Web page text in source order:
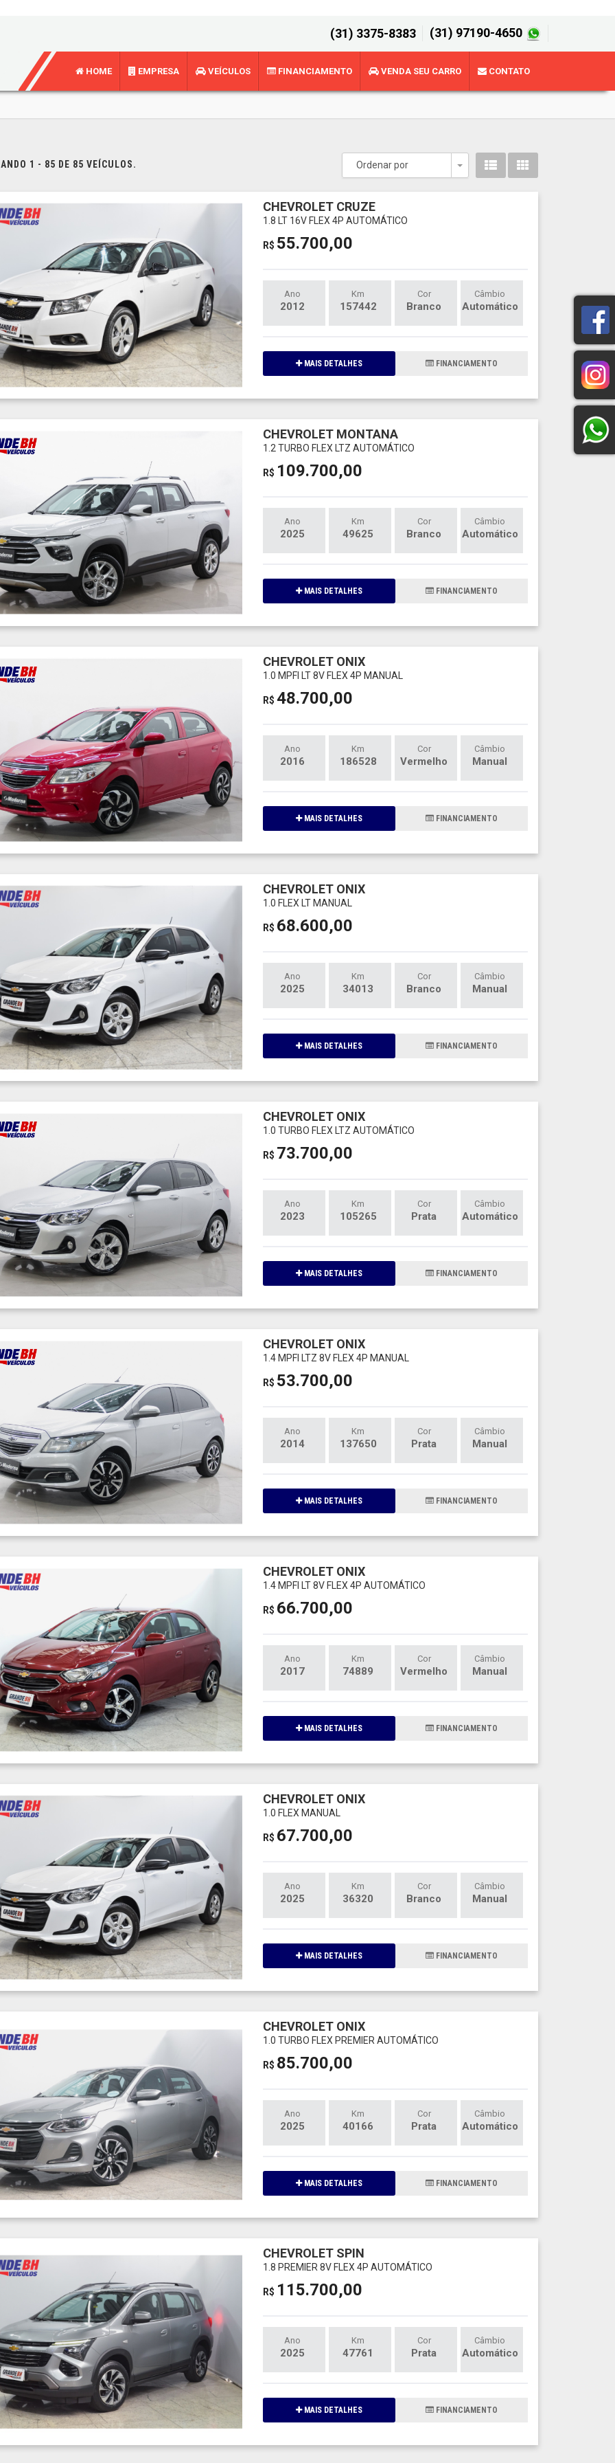
(31) 3375-8383 (31) 97190-4650
HOME EMPRESA VEÍCULOS FINANCIAMENTO VENDA SEU CARRO CONTATO
1 - 85 DE 85 VEÍCULOS. Ordenar por
Toggle Dropdown
CHEVROLET CRUZE
1.8 LT 16V FLEX 4P AUTOMÁTICO
R$ 55.700,00
Ano
2012
Km
157442
Cor
Branco
Câmbio
Automático
MAIS DETALHES FINANCIAMENTO
CHEVROLET MONTANA
1.2 TURBO FLEX LTZ AUTOMÁTICO
R$ 109.700,00
Ano
2025
Km
49625
Cor
Branco
Câmbio
Automático
MAIS DETALHES FINANCIAMENTO
CHEVROLET ONIX
1.0 MPFI LT 8V FLEX 4P MANUAL
R$ 48.700,00
Ano
2016
Km
186528
Cor
Vermelho
Câmbio
Manual
MAIS DETALHES FINANCIAMENTO
CHEVROLET ONIX
1.0 FLEX LT MANUAL
R$ 68.600,00
Ano
2025
Km
34013
Cor
Branco
Câmbio
Manual
MAIS DETALHES FINANCIAMENTO
CHEVROLET ONIX
1.0 TURBO FLEX LTZ AUTOMÁTICO
R$ 73.700,00
Ano
2023
Km
105265
Cor
Prata
Câmbio
Automático
MAIS DETALHES FINANCIAMENTO
CHEVROLET ONIX
1.4 MPFI LTZ 8V FLEX 4P MANUAL
R$ 53.700,00
Ano
2014
Km
137650
Cor
Prata
Câmbio
Manual
MAIS DETALHES FINANCIAMENTO
CHEVROLET ONIX
1.4 MPFI LT 8V FLEX 4P AUTOMÁTICO
R$ 66.700,00
Ano
2017
Km
74889
Cor
Vermelho
Câmbio
Manual
MAIS DETALHES FINANCIAMENTO
CHEVROLET ONIX
1.0 FLEX MANUAL
R$ 67.700,00
Ano
2025
Km
36320
Cor
Branco
Câmbio
Manual
MAIS DETALHES FINANCIAMENTO
CHEVROLET ONIX
1.0 TURBO FLEX PREMIER AUTOMÁTICO
R$ 85.700,00
Ano
2025
Km
40166
Cor
Prata
Câmbio
Automático
MAIS DETALHES FINANCIAMENTO
CHEVROLET SPIN
1.8 PREMIER 8V FLEX 4P AUTOMÁTICO
R$ 115.700,00
Ano
2025
Km
47761
Cor
Prata
Câmbio
Automático
MAIS DETALHES FINANCIAMENTO